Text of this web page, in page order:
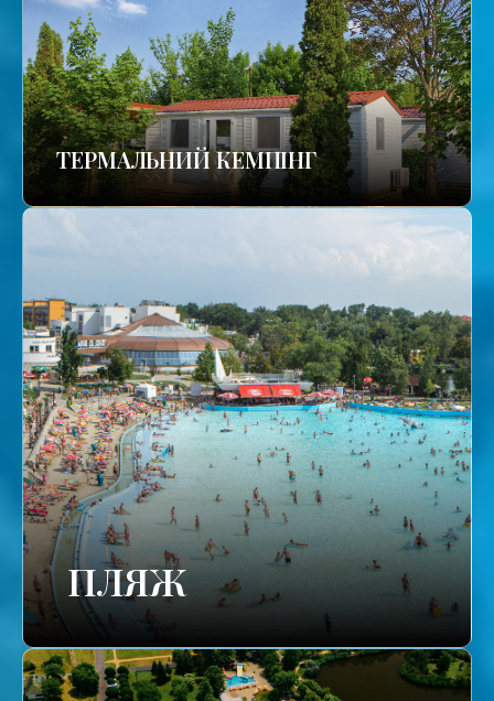
ТЕРМАЛЬНИЙ КЕМПІНГ
ПЛЯЖ